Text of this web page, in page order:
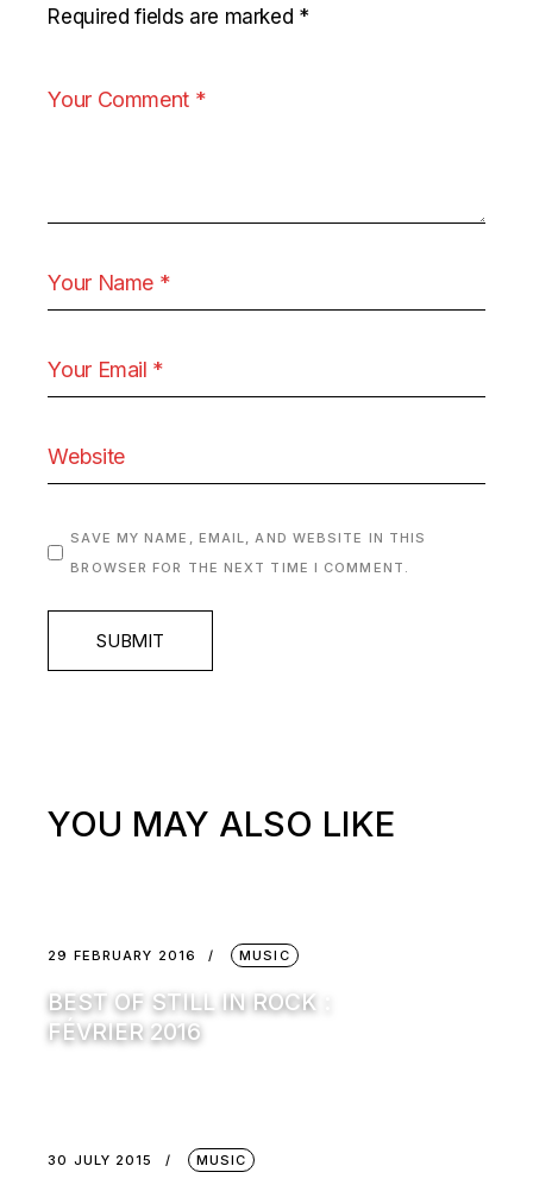
Required fields are marked *
SAVE MY NAME, EMAIL, AND WEBSITE IN THIS
BROWSER FOR THE NEXT TIME I COMMENT.
SUBMIT
YOU MAY ALSO LIKE
29 FEBRUARY 2016 MUSIC
BEST OF STILL IN ROCK :
FÉVRIER 2016
30 JULY 2015 MUSIC